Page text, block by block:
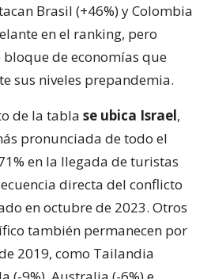
Brasil (+46%) y Colombia
en el ranking, pero
de economías que
sus niveles prepandemia.
de la tabla se ubica Israel,
pronunciada de todo el
en la llegada de turistas
directa del conflicto
en octubre de 2023. Otros
también permanecen por
2019, como Tailandia